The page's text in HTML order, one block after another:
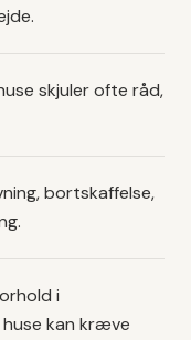
skjuler ofte råd,
bortskaffelse,
i
kan kræve